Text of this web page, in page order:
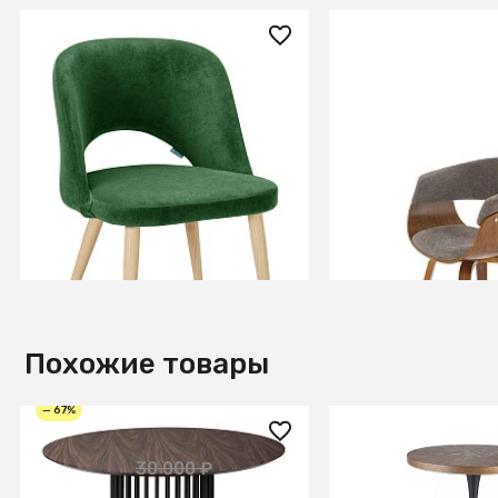
14 370 ₽
Кресло Lars зелёный/нат.дуб
В КОРЗИНУ В
Похожие товары
— 67%
9 900 ₽
30 000 ₽
31 770 ₽